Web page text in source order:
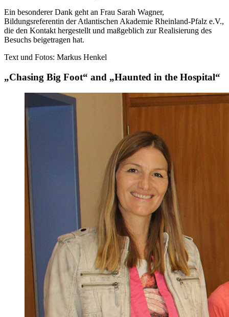
Ein besonderer Dank geht an Frau Sarah Wagner,
Bildungsreferentin der Atlantischen Akademie Rheinland-Pfalz e.V.,
die den Kontakt hergestellt und maßgeblich zur Realisierung des
Besuchs beigetragen hat.
Text und Fotos: Markus Henkel
„Chasing Big Foot“ and „Haunted in the Hospital“